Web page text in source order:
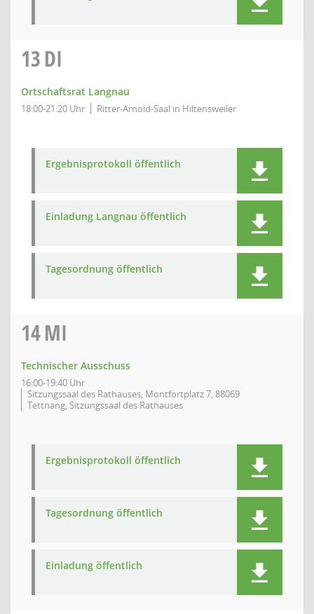
13DI
Ortschaftsrat Langnau
18:00-21:20 Uhr Ritter-Arnold-Saal in Hiltensweiler
Ergebnisprotokoll öffentlich
Einladung Langnau öffentlich
Tagesordnung öffentlich
14MI
Technischer Ausschuss
16:00-19:40 Uhr
Sitzungssaal des Rathauses, Montfortplatz 7, 88069
Tettnang, Sitzungssaal des Rathauses
Ergebnisprotokoll öffentlich
Tagesordnung öffentlich
Einladung öffentlich